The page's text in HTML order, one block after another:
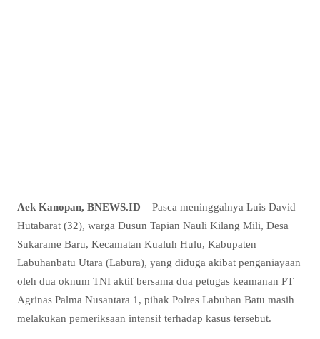
Aek Kanopan, BNEWS.ID – Pasca meninggalnya Luis David
Hutabarat (32), warga Dusun Tapian Nauli Kilang Mili, Desa
Sukarame Baru, Kecamatan Kualuh Hulu, Kabupaten
Labuhanbatu Utara (Labura), yang diduga akibat penganiayaan
oleh dua oknum TNI aktif bersama dua petugas keamanan PT
Agrinas Palma Nusantara 1, pihak Polres Labuhan Batu masih
melakukan pemeriksaan intensif terhadap kasus tersebut.